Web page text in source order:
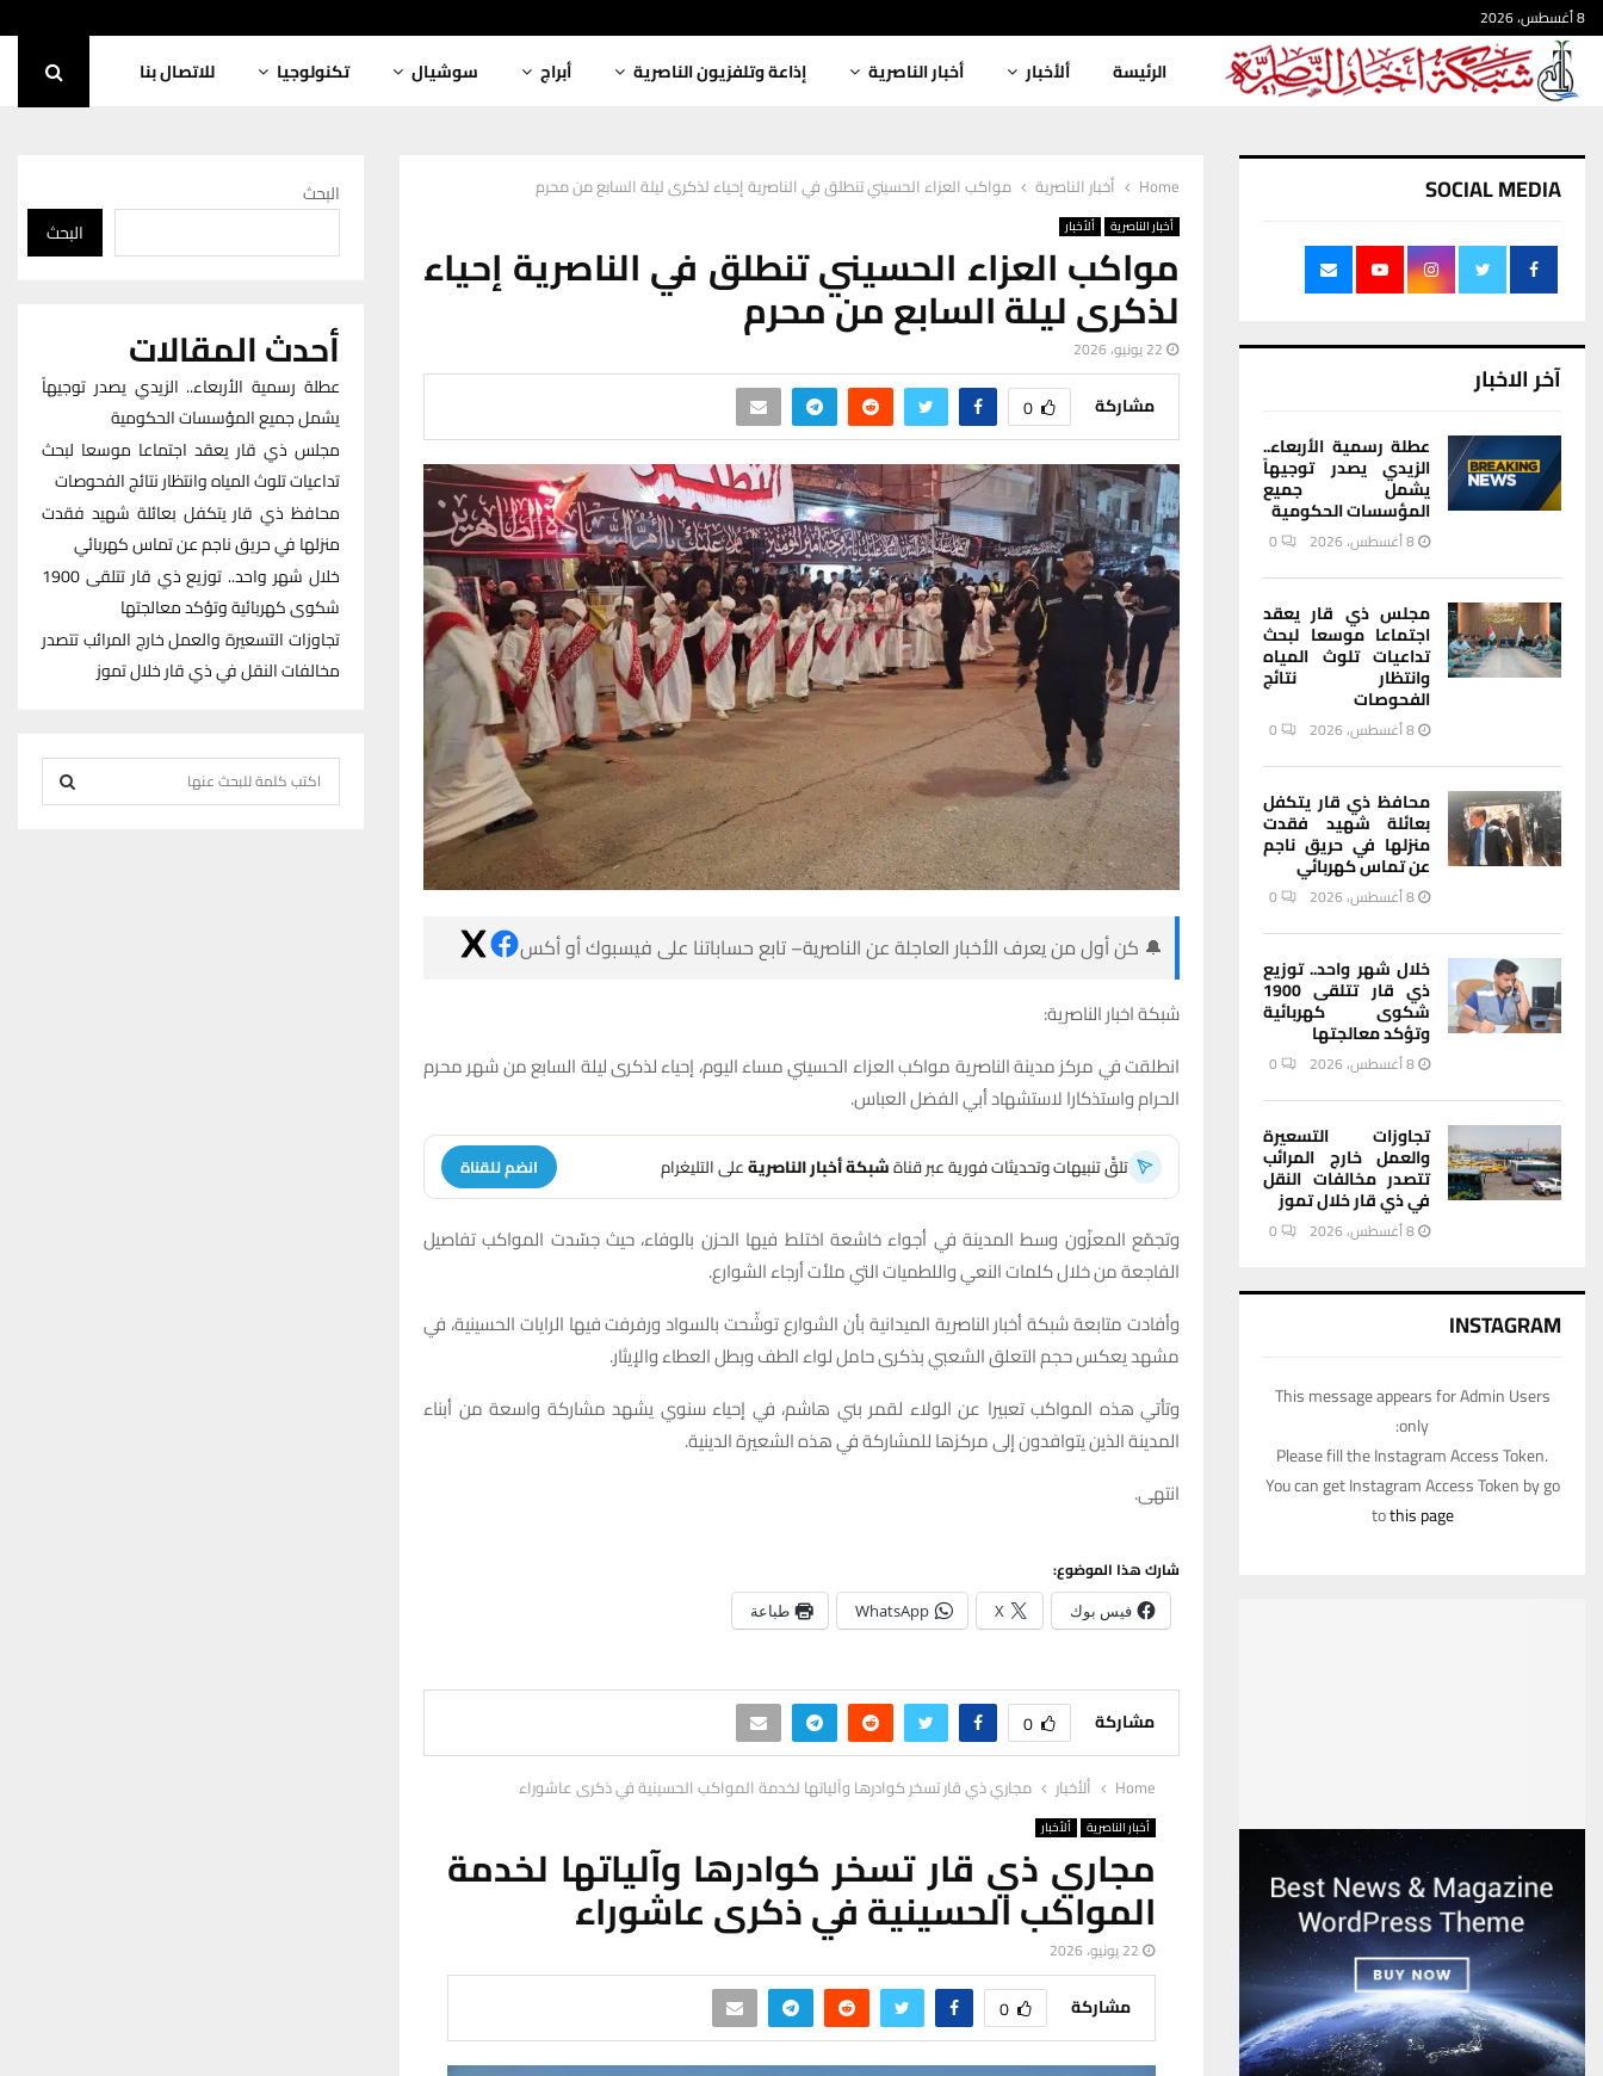
8 أغسطس، 2026
الرئيسة ألأخبار أخبار الناصرية إذاعة وتلفزيون الناصرية أبراج سوشيال تكنولوجيا للاتصال بنا
Home أخبار الناصرية مواكب العزاء الحسيني تنطلق في الناصرية إحياء لذكرى ليلة السابع من محرم
أخبار الناصرية ألأخبار
مواكب العزاء الحسيني تنطلق في الناصرية إحياء
لذكرى ليلة السابع من محرم
22 يونيو، 2026
مشاركة 0
🔔 كن أول من يعرف الأخبار العاجلة عن الناصرية– تابع حساباتنا على فيسبوك أو أكس
شبكة اخبار الناصرية:
انطلقت في مركز مدينة الناصرية مواكب العزاء الحسيني مساء اليوم، إحياء لذكرى ليلة السابع من شهر محرم
الحرام واستذكارا لاستشهاد أبي الفضل العباس.
تلقَّ تنبيهات وتحديثات فورية عبر قناةشبكة أخبار الناصريةعلى التليغرام انضم للقناة
وتجمّع المعزّون وسط المدينة في أجواء خاشعة اختلط فيها الحزن بالوفاء، حيث جسّدت المواكب تفاصيل
الفاجعة من خلال كلمات النعي واللطميات التي ملأت أرجاء الشوارع.
وأفادت متابعة شبكة أخبار الناصرية الميدانية بأن الشوارع توشّحت بالسواد ورفرفت فيها الرايات الحسينية، في
مشهد يعكس حجم التعلق الشعبي بذكرى حامل لواء الطف وبطل العطاء والإيثار.
وتأتي هذه المواكب تعبيرا عن الولاء لقمر بني هاشم، في إحياء سنوي يشهد مشاركة واسعة من أبناء
المدينة الذين يتوافدون إلى مركزها للمشاركة في هذه الشعيرة الدينية.
انتهى.
شارك هذا الموضوع:
فيس بوك X
WhatsApp طباعة
مشاركة 0
Home ألأخبار مجاري ذي قار تسخر كوادرها وآلياتها لخدمة المواكب الحسينية في ذكرى عاشوراء
أخبار الناصرية ألأخبار
مجاري ذي قار تسخر كوادرها وآلياتها لخدمة
المواكب الحسينية في ذكرى عاشوراء
22 يونيو، 2026
مشاركة 0
SOCIAL MEDIA
آخر الاخبار
عطلة رسمية الأربعاء..
الزيدي يصدر توجيهاً
يشمل جميع
المؤسسات الحكومية
8 أغسطس، 2026 0
مجلس ذي قار يعقد
اجتماعا موسعا لبحث
تداعيات تلوث المياه
وانتظار نتائج
الفحوصات
8 أغسطس، 2026 0
محافظ ذي قار يتكفل
بعائلة شهيد فقدت
منزلها في حريق ناجم
عن تماس كهربائي
8 أغسطس، 2026 0
خلال شهر واحد.. توزيع
ذي قار تتلقى 1900
شكوى كهربائية
وتؤكد معالجتها
8 أغسطس، 2026 0
تجاوزات التسعيرة
والعمل خارج المرائب
تتصدر مخالفات النقل
في ذي قار خلال تموز
8 أغسطس، 2026 0
INSTAGRAM
This message appears for Admin Users
only:
Please fill the Instagram Access Token.
You can get Instagram Access Token by go
tothis page
البحث
البحث
أحدث المقالات
عطلة رسمية الأربعاء.. الزيدي يصدر توجيهاً
يشمل جميع المؤسسات الحكومية
مجلس ذي قار يعقد اجتماعا موسعا لبحث
تداعيات تلوث المياه وانتظار نتائج الفحوصات
محافظ ذي قار يتكفل بعائلة شهيد فقدت
منزلها في حريق ناجم عن تماس كهربائي
خلال شهر واحد.. توزيع ذي قار تتلقى 1900
شكوى كهربائية وتؤكد معالجتها
تجاوزات التسعيرة والعمل خارج المرائب تتصدر
مخالفات النقل في ذي قار خلال تموز
e